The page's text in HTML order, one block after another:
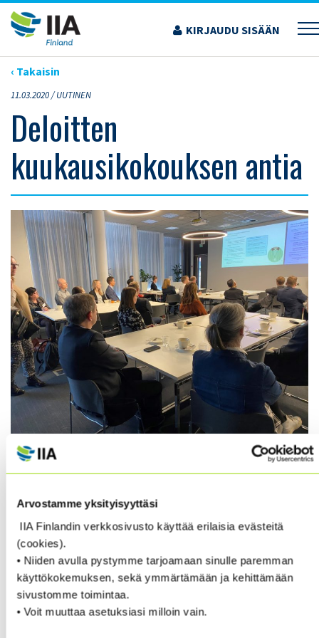
Arvostamme yksityisyyttäsi
IIA Finlandin verkkosivusto käyttää erilaisia evästeitä
(cookies).
• Niiden avulla pystymme tarjoamaan sinulle paremman
käyttökokemuksen, sekä ymmärtämään ja kehittämään
sivustomme toimintaa.
• Voit muuttaa asetuksiasi milloin vain.
Siirry
sisältöön
KIRJAUDU SISÄÄN
›ARTIKKELIT›DELOITTEN KUUKAUSIKOKOUKSEN ANTIA
‹ Takaisin
11.03.2020 /UUTINEN
Deloitten
kuukausikokouksen antia
IIA Finland kokoontui keskiviikkona 26.2.2020
Deloittelle Ruoholahteen kuukausikokouksen
isännöinnistä!
Aiheina olivat mm. Ilmastoriskien huomioiminen
sisäisen tarkastuksen työssä ja Whistleblower
direktiivi. Alustajina toimivat Deloittelta Nina
Killström ja Ake Turunen.